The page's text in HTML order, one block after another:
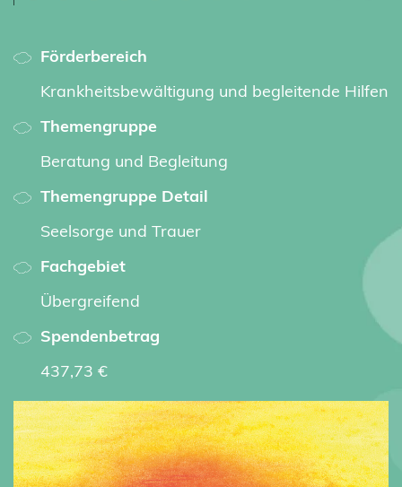
Förderbereich
Krankheitsbewältigung und begleitende Hilfen
Themengruppe
Beratung und Begleitung
Themengruppe Detail
Seelsorge und Trauer
Fachgebiet
Übergreifend
Spendenbetrag
437,73 €